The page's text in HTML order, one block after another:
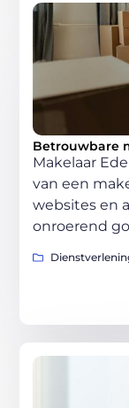
Betrouwbare
Makelaar
van een
websites en
onroerend